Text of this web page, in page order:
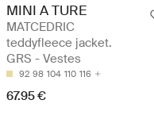
MINI A TURE
MATCEDRIC
teddyfleece jacket.
GRS - Vestes
92 98 104 110 116
67.95 €